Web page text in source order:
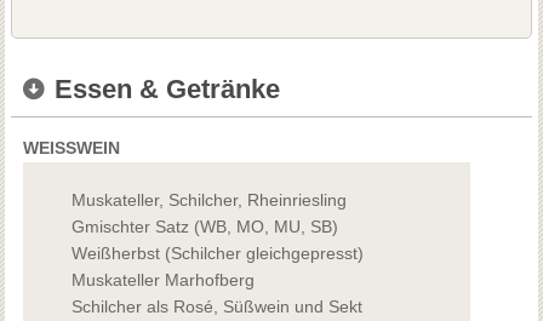
Essen & Getränke
WEISSWEIN
Muskateller, Schilcher, Rheinriesling
Gmischter Satz (WB, MO, MU, SB)
Weißherbst (Schilcher gleichgepresst)
Muskateller Marhofberg
Schilcher als Rosé, Süßwein und Sekt